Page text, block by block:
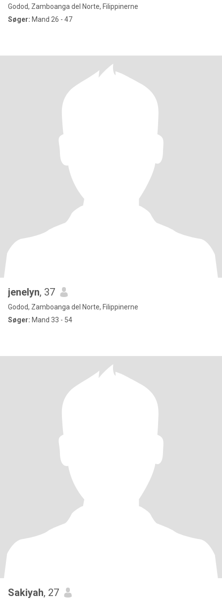
Godod, Zamboanga del Norte, Filippinerne
Søger: Mand 26 - 47
jenelyn, 37
Godod, Zamboanga del Norte, Filippinerne
Søger: Mand 33 - 54
Sakiyah, 27